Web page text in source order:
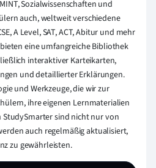
Sozialwissenschaften und
auch, weltweit verschiedene
A Level, SAT, ACT, Abitur und mehr
eine umfangreiche Bibliothek
interaktiver Karteikarten,
und detaillierter Erklärungen.
und Werkzeuge, die wir zur
ihre eigenen Lernmaterialien
sind nicht nur von
auch regelmäßig aktualisiert,
zu gewährleisten.